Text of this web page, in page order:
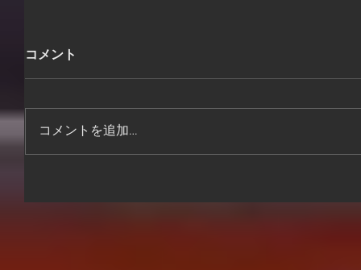
コメント
コメントを追加…